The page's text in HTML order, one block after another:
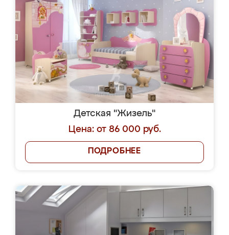
Детская "Жизель"
Цена: от 86 000 руб.
ПОДРОБНЕЕ